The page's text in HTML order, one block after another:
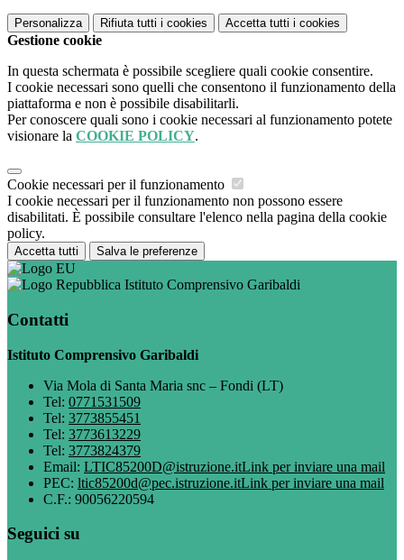
Personalizza Rifiuta tutti i cookies Accetta tutti i cookies
Gestione cookie
In questa schermata è possibile scegliere quali cookie consentire.
I cookie necessari sono quelli che consentono il funzionamento della
piattaforma e non è possibile disabilitarli.
Per conoscere quali sono i cookie necessari al funzionamento potete
visionare la COOKIE POLICY.
Cookie necessari per il funzionamento
I cookie necessari per il funzionamento non possono essere
disabilitati. È possibile consultare l'elenco nella pagina della cookie
policy.
Accetta tutti Salva le preferenze
Istituto Comprensivo Garibaldi
Contatti
Istituto Comprensivo Garibaldi
Via Mola di Santa Maria snc – Fondi (LT)
Tel: 0771531509
Tel: 3773855451
Tel: 3773613229
Tel: 3773824379
Email: LTIC85200D@istruzione.itLink per inviare una mail
PEC: ltic85200d@pec.istruzione.itLink per inviare una mail
C.F.: 90056220594
Seguici su